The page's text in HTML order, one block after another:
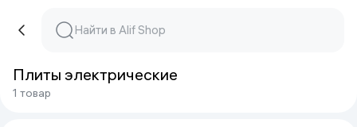
Плиты электрические
1 товар